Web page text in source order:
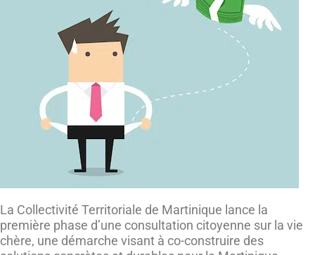
La Collectivité Territoriale de Martinique lance la
première phase d’une consultation citoyenne sur la vie
chère, une démarche visant à co-construire des